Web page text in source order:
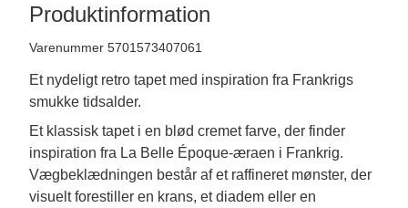
Produktinformation
Varenummer 5701573407061
Et nydeligt retro tapet med inspiration fra Frankrigs
smukke tidsalder.
Et klassisk tapet i en blød cremet farve, der finder
inspiration fra La Belle Époque-æraen i Frankrig.
Vægbeklædningen består af et raffineret mønster, der
visuelt forestiller en krans, et diadem eller en